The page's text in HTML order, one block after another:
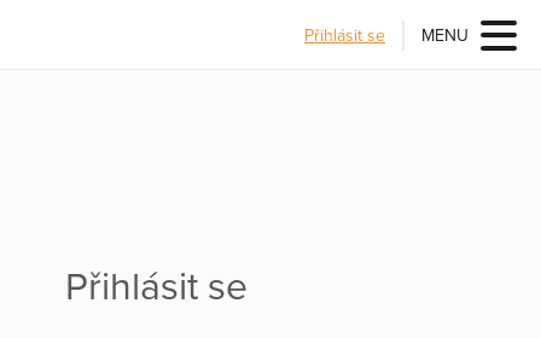
Přihlásit se MENU
Přihlásit se